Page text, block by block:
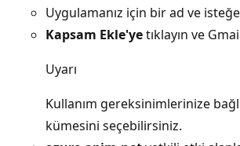
Uygulamanız için bir ad ve
Kapsam Ekle'yetıklayın ve
Uyarı
Kullanım gereksinimlerinize
kümesini seçebilirsiniz.